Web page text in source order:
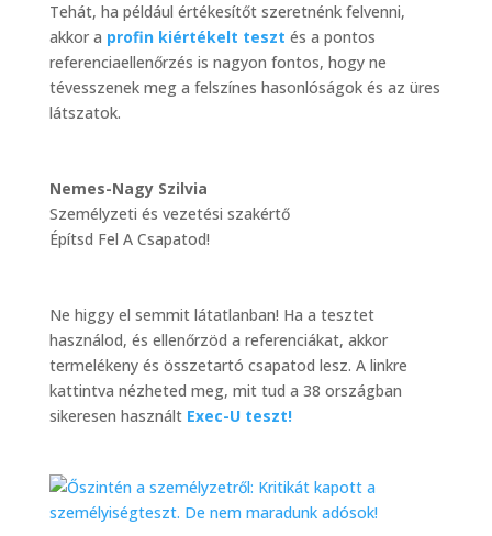
Tehát, ha például értékesítőt szeretnénk felvenni,
akkor a profin kiértékelt teszt és a pontos
referenciaellenőrzés is nagyon fontos, hogy ne
tévesszenek meg a felszínes hasonlóságok és az üres
látszatok.
Nemes-Nagy Szilvia
Személyzeti és vezetési szakértő
Építsd Fel A Csapatod!
Ne higgy el semmit látatlanban! Ha a tesztet
használod, és ellenőrzöd a referenciákat, akkor
termelékeny és összetartó csapatod lesz. A linkre
kattintva nézheted meg, mit tud a 38 országban
sikeresen használt Exec-U teszt!